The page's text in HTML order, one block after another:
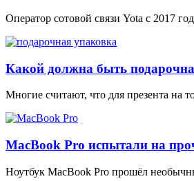
Оператор сотовой связи Yota с 2017
Какой должна быть
Многие считают, что для презента на
MacBook Pro испытали на
Ноутбук MacBook Pro прошёл